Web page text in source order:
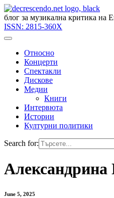
блог за музикална критика на
ISSN: 2815-360X
Относно
Концерти
Спектакли
Дискове
Медии
Книги
Интервюта
Истории
Културни политики
Search for:
June 5, 2025